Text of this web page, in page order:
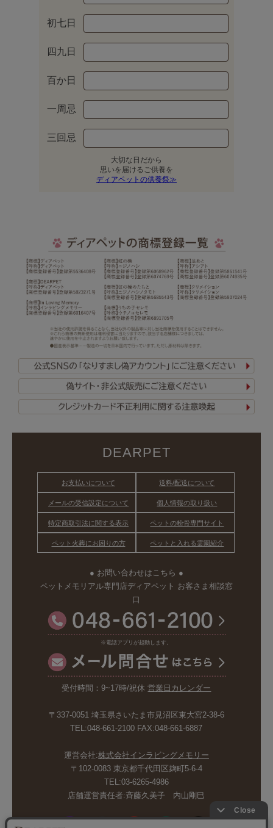
DEARPET
お支払いについて 送料/配送について
メールの受信設定について 個人情報の取り扱い
特定商取引法に関する表示 ペットの粉骨専門サイト
ペット火葬にお困りの方 ペットと入れる霊園紹介
● お問い合わせはこちら ●
ペットメモリアル専門店ディアペット お客さま相談窓
口
※電話アプリが起動します。
受付時間：9~17時/祝休営業日カレンダー
〒337-0051 埼玉県さいたま市見沼区東大宮2-38-6
TEL:048-661-2100 FAX:048-661-6887
運営会社:株式会社インラビングメモリー
〒102-0083 東京都千代田区麹町5-6-4
TEL:03-6265-4986
店舗運営責任者:斉藤久美子 内山剛巳